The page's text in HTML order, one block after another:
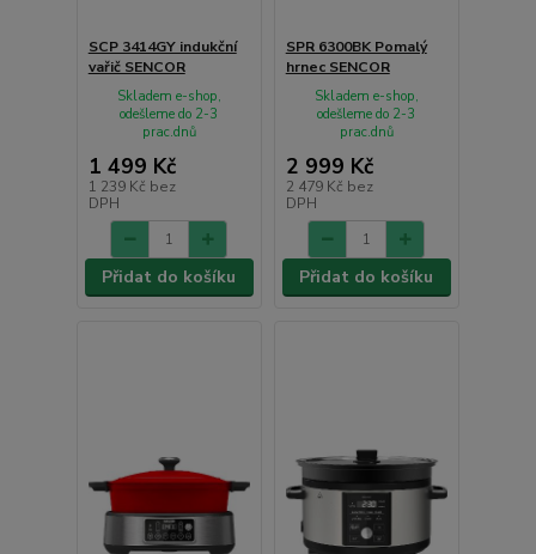
SCP 3414GY indukční
vařič SENCOR
1 499 Kč
1 239 Kč bez
DPH
Skladem e-shop,
odešleme do 2-3
prac.dnů
Přidat do košíku
SPR 6300BK Pomalý
hrnec SENCOR
2 999 Kč
2 479 Kč bez
DPH
Skladem e-shop,
odešleme do 2-3
prac.dnů
Přidat do košíku